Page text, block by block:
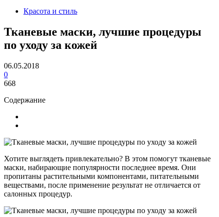
Красота и стиль
Тканевые маски, лучшие процедуры
по уходу за кожей
06.05.2018
0
668
Содержание
Хотите выглядеть привлекательно? В этом помогут тканевые
маски, набирающие популярности последнее время. Они
пропитаны растительными компонентами, питательными
веществами, после применение результат не отличается от
салонных процедур.